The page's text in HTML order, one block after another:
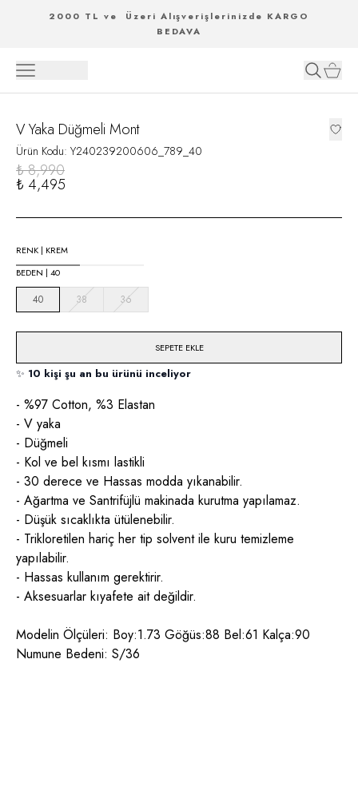
2000 TL ve Üzeri Alışverişlerinizde KARGO
BEDAVA
V Yaka Düğmeli Mont
Ürün Kodu: Y240239200606_789_40
₺ 8,990
₺ 4,495
RENK | KREM
BEDEN | 40
40 38 36
SEPETE EKLE
✨ 10 kişi şu an bu ürünü inceliyor
- %97 Cotton, %3 Elastan
- V yaka
- Düğmeli
- Kol ve bel kısmı lastikli
- 30 derece ve Hassas modda yıkanabilir.
- Ağartma ve Santrifüjlü makinada kurutma yapılamaz.
- Düşük sıcaklıkta ütülenebilir.
- Trikloretilen hariç her tip solvent ile kuru temizleme
yapılabilir.
- Hassas kullanım gerektirir.
- Aksesuarlar kıyafete ait değildir.
Modelin Ölçüleri: Boy:1.73 Göğüs:88 Bel:61 Kalça:90
Numune Bedeni: S/36